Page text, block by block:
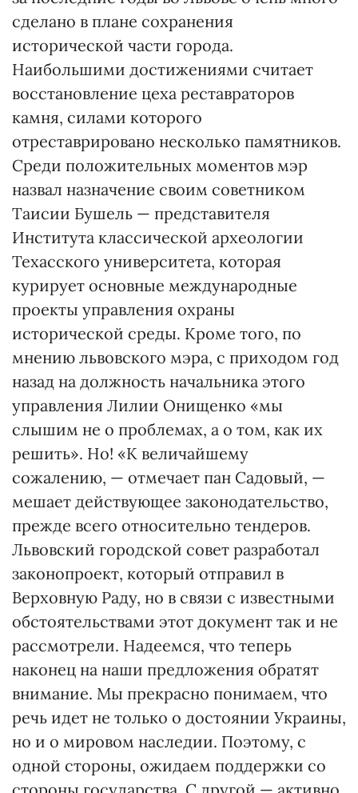
сделано в плане сохранения
исторической части города.
Наибольшими достижениями считает
восстановление цеха реставраторов
камня, силами которого
отреставрировано несколько памятников.
Среди положительных моментов мэр
назвал назначение своим советником
Таисии Бушель — представителя
Института классической археологии
Техасского университета, которая
курирует основные международные
проекты управления охраны
исторической среды. Кроме того, по
мнению львовского мэра, с приходом год
назад на должность начальника этого
управления Лилии Онищенко «мы
слышим не о проблемах, а о том, как их
решить». Но! «К величайшему
сожалению, — отмечает пан Садовый, —
мешает действующее законодательство,
прежде всего относительно тендеров.
Львовский городской совет разработал
законопроект, который отправил в
Верховную Раду, но в связи с известными
обстоятельствами этот документ так и не
рассмотрели. Надеемся, что теперь
наконец на наши предложения обратят
внимание. Мы прекрасно понимаем, что
речь идет не только о достоянии Украины,
но и о мировом наследии. Поэтому, с
одной стороны, ожидаем поддержки со